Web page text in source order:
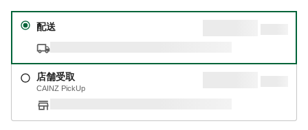
配送
店舗受取
CAINZ PickUp